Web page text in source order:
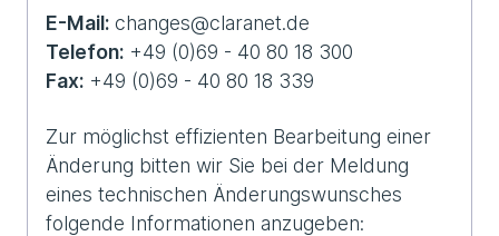
E-Mail: changes@claranet.de
Telefon: +49 (0)69 - 40 80 18 300
Fax: +49 (0)69 - 40 80 18 339
Zur möglichst effizienten Bearbeitung einer
Änderung bitten wir Sie bei der Meldung
eines technischen Änderungswunsches
folgende Informationen anzugeben: